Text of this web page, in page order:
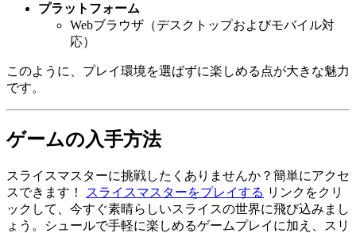
プラットフォーム
Webブラウザ（デスクトップおよびモバイル対
応）
このように、プレイ環境を選ばずに楽しめる点が大きな魅力
です。
ゲームの入手方法
スライスマスターに挑戦したくありませんか？簡単にアクセ
スできます！
スライスマスターをプレイする リンクをクリ
ックして、今すぐ素晴らしいスライスの世界に飛び込みまし
ょう。シュールで手軽に楽しめるゲームプレイに加え、スリ